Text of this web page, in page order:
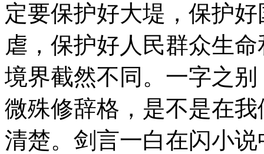
定要保护好大堤，保护
虐，保护好人民群众生
境界截然不同。一字之
微殊修辞格，是不是在
清楚。剑言一白在闪小